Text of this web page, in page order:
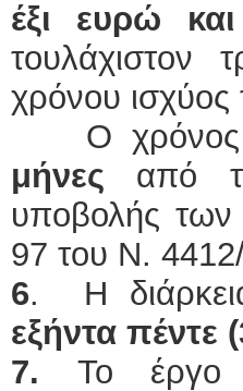
έξι ευρώ
τουλάχιστον
χρόνου
Ο
μήνες από
υποβολής
97 του Ν.
6. Η
εξήντα πέντε
7.
Το έργο